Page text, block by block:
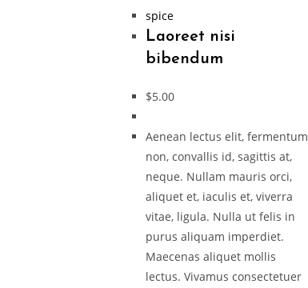
spice
Laoreet nisi
bibendum
$5.00
Aenean lectus elit, fermentum
non, convallis id, sagittis at,
neque. Nullam mauris orci,
aliquet et, iaculis et, viverra
vitae, ligula. Nulla ut felis in
purus aliquam imperdiet.
Maecenas aliquet mollis
lectus. Vivamus consectetuer